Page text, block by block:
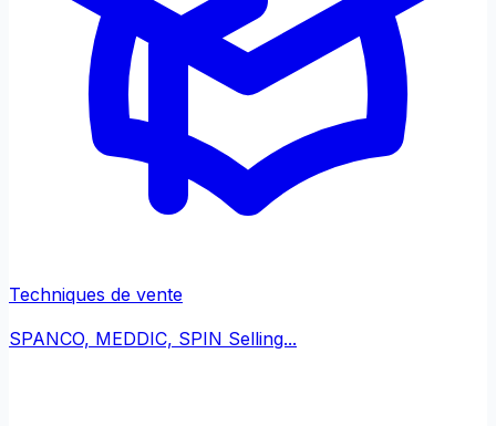
Techniques de vente
SPANCO, MEDDIC, SPIN Selling...